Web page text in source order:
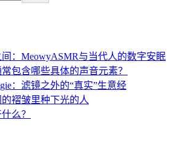
：MeowyASMR与当代人的数字安眠
包含哪些具体的声音元素？
：滤镜之外的“真实”生意经
褶皱里种下光的人
么？